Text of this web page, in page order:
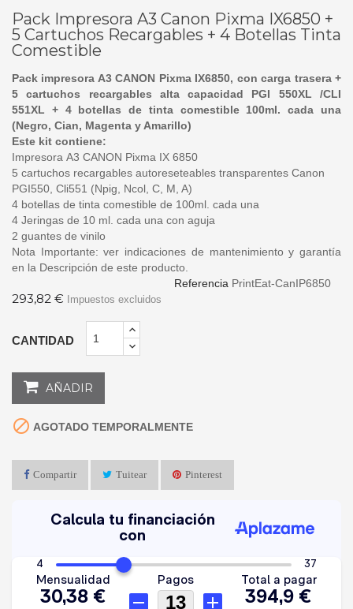
Pack Impresora A3 Canon Pixma IX6850 +
5 Cartuchos Recargables + 4 Botellas Tinta
Comestible
Pack impresora A3 CANON Pixma IX6850, con carga trasera +
5 cartuchos recargables alta capacidad PGI 550XL /CLI
551XL + 4 botellas de tinta comestible 100ml. cada una
(Negro, Cian, Magenta y Amarillo)
Este kit contiene:
Impresora A3 CANON Pixma IX 6850
5 cartuchos recargables autoreseteables transparentes Canon
PGI550, Cli551 (Npig, Ncol, C, M, A)
4 botellas de tinta comestible de 100ml. cada una
4 Jeringas de 10 ml. cada una con aguja
2 guantes de vinilo
Nota Importante: ver indicaciones de mantenimiento y garantía
en la Descripción de este producto.
Referencia PrintEat-CanIP6850
293,82 € Impuestos excluidos
CANTIDAD
AÑADIR
 AGOTADO TEMPORALMENTE
Compartir Tuitear Pinterest